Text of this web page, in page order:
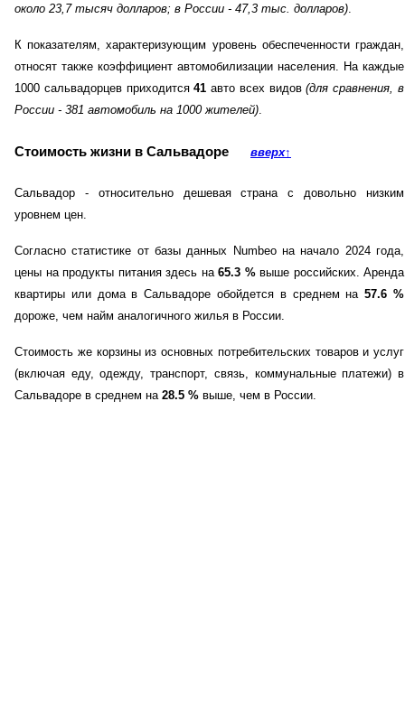
около 23,7 тысяч долларов; в России - 47,3 тыс. долларов).
К показателям, характеризующим уровень обеспеченности граждан,
относят также коэффициент автомобилизации населения. На каждые
1000 сальвадорцев приходится41авто всех видов(для сравнения, в
России - 381 автомобиль на 1000 жителей).
Стоимость жизни в Сальвадоре вверх↑
Сальвадор - относительно дешевая страна с довольно низким
уровнем цен.
Согласно статистике от базы данных Numbeo на начало 2024 года,
цены на продукты питания здесь на 65.3 %выше российских. Аренда
квартиры или дома в Сальвадоре обойдется в среднем на57.6 %
дороже, чем найм аналогичного жилья в России.
Стоимость же корзины из основных потребительских товаров и услуг
(включая еду, одежду, транспорт, связь, коммунальные платежи) в
Сальвадоре в среднем на 28.5 % выше, чем в России.